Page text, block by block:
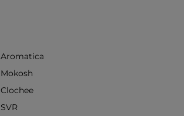
Aromatica
Mokosh
Clochee
SVR